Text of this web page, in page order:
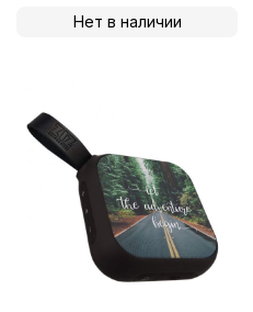
Нет в наличии